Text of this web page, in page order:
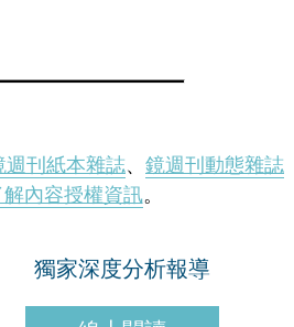
週刊紙本雜誌、 鏡週刊動態雜誌
解內容授權資訊。
獨家深度分析報導